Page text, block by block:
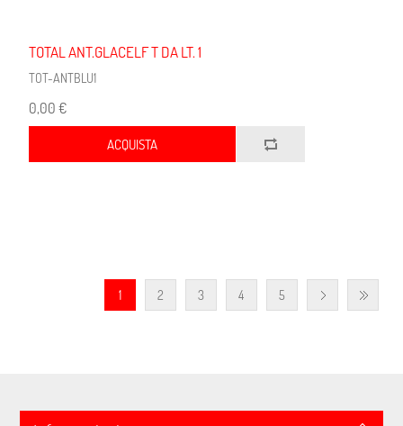
TOTAL ANT.GLACELF T DA LT. 1
TOT-ANTBLU1
0,00 €
ACQUISTA
1 2 3 4 5